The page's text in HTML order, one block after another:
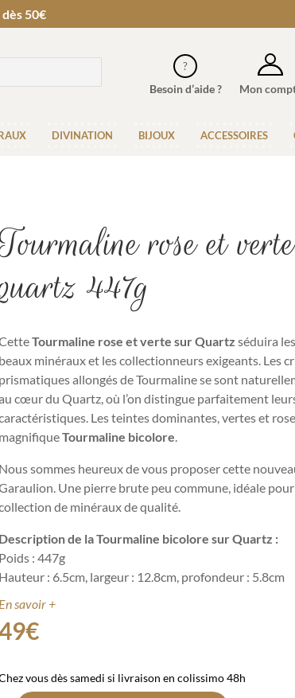
50€
Besoin d’aide ? Mon
DIVINATION BIJOUX ACCESSOIRES
rose et
447g
Tourmaline rose et verte sur Quartz séduira
beaux minéraux et les collectionneurs exigeants. Les
prismatiques allongés de Tourmaline se sont
cœur du Quartz, où l’on distingue parfaitement
Les teintes dominantes, vertes et
magnifiqueTourmaline bicolore.
Nous sommes heureux de vous proposer cette
Une pierre brute peu commune, idéale
de minéraux de qualité.
Description de la Tourmaline bicolore sur Quartz :
Poids : 447g
Hauteur : 6.5cm, largeur : 12.8cm, profondeur : 5.8cm
En savoir +
€
vous dès samedi si livraison en colissimo 48h